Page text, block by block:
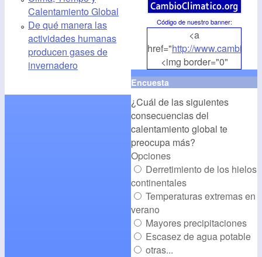
Calentamiento Global
De qué manera las
actividades humanas
producen gases de
invernadero
Código de nuestro banner:
<a
href="http://
<img border="0"
align="middle"
src="http://
alt="CambioClimatico.org"
/></a>
Encuesta
¿Cuál de las siguientes
consecuencias del
calentamiento global te
preocupa más?
Opciones
Derretimiento de los hielos
continentales
Temperaturas extremas en
verano
Mayores precipitaciones
Escasez de agua potable
otras...